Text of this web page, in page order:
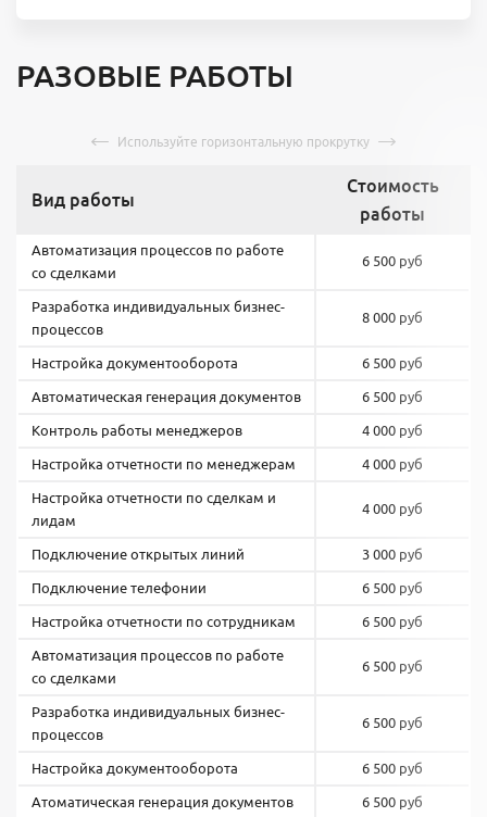
РАЗОВЫЕ РАБОТЫ
Вид работы
Стоимость
работы
Автоматизация процессов по работе
со сделками
6 500 руб
Разработка индивидуальных бизнес-
процессов
8 000 руб
Настройка документооборота 6 500 руб
Автоматическая генерация документов 6 500 руб
Контроль работы менеджеров 4 000 руб
Настройка отчетности по менеджерам 4 000 руб
Настройка отчетности по сделкам и
лидам
4 000 руб
Подключение открытых линий 3 000 руб
Подключение телефонии 6 500 руб
Настройка отчетности по сотрудникам 6 500 руб
Автоматизация процессов по работе
со сделками
6 500 руб
Разработка индивидуальных бизнес-
процессов
6 500 руб
Настройка документооборота 6 500 руб
Атоматическая генерация документов 6 500 руб